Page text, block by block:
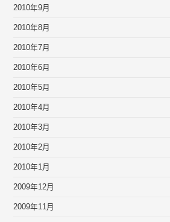
2010年9月
2010年8月
2010年7月
2010年6月
2010年5月
2010年4月
2010年3月
2010年2月
2010年1月
2009年12月
2009年11月